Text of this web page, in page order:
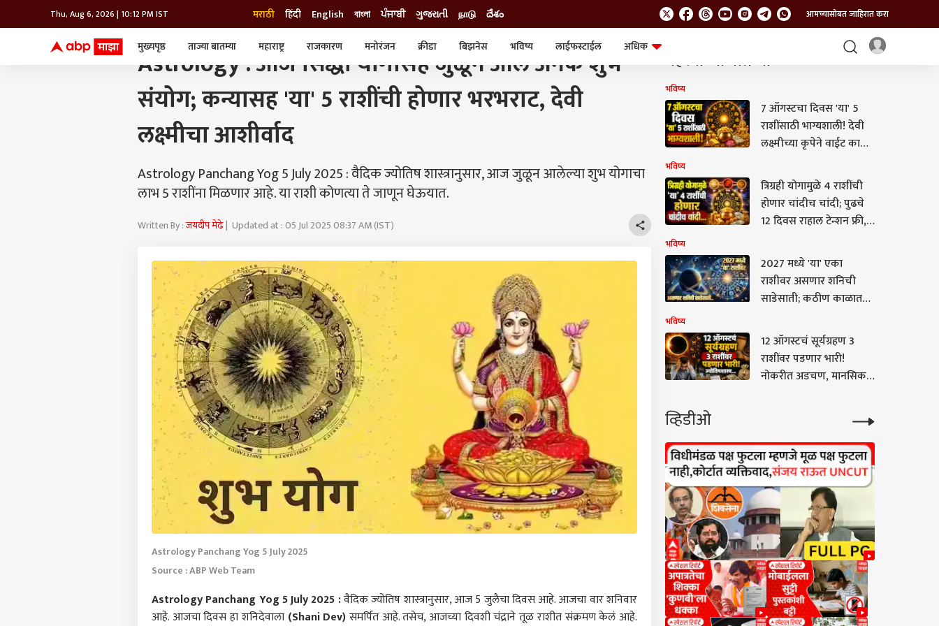
Thu, Aug 6, 2026 | 10:12 PM IST मराठी हिंदी English বাংলা ਪੰਜਾਬੀ ગુજરાતી நாடு దేశం आमच्यासोबत जाहिरात करा
मुख्यपृष्ठ ताज्या बातम्या महाराष्ट्र राजकारण मनोरंजन क्रीडा बिझनेस भविष्य लाईफस्टाईल
अधिक
जॅाब माझा लाईफस्टाईल क्राईम व्यापार-उद्योग शेत-शिवार
टेलिव्हिजन विश्व ट्रेडिंग ऑटो
ASTROLOGY : आज सिद्धी योगासह जुळून आले अनेक शुभ संयोग; कन्यासह 'या' 5 राशींची होणार भरभराट, देवी लक्ष्मीचा आशीर्वाद
Astrology : आज सिद्धी योगासह जुळून आले अनेक शुभ
संयोग; कन्यासह 'या' 5 राशींची होणार भरभराट, देवी
लक्ष्मीचा आशीर्वाद
Astrology Panchang Yog 5 July 2025 : वैदिक ज्योतिष शास्त्रानुसार, आज जुळून आलेल्या शुभ योगाचा
लाभ 5 राशींना मिळणार आहे. या राशी कोणत्या ते जाणून घेऊयात.
Written By :जयदीप मेढे| Updated at : 05 Jul 2025 08:37 AM (IST)
Astrology Panchang Yog 5 July 2025
Source : ABP Web Team
Astrology Panchang Yog 5 July 2025 :वैदिक ज्योतिष शास्त्रानुसार, आज 5 जुलैचा दिवस आहे. आजचा वार शनिवार
आहे. आजचा दिवस हा शनिदेवाला (Shani Dev)समर्पित आहे. तसेच, आजच्या दिवशी चंद्राने तूळ राशीत संक्रमण केलं आहे.
महत्त्वाच्या बातम्या
भविष्य
7 ऑगस्टचा दिवस 'या' 5
राशींसाठी भाग्यशाली! देवी
लक्ष्मीच्या कृपेने वाईट काळ
लकी राशी
भविष्य
त्रिग्रही योगामुळे 4 राशींची
होणार चांदीच चांदी; पुढचे
12 दिवस राहाल टेन्शन फ्री,
भविष्य
2027 मध्ये 'या' एका
राशीवर असणार शनिची
साडेसाती; कठीण काळात
नये? वाचा ज्योतिषशास्त्र
भविष्य
12 ऑगस्टचं सूर्यग्रहण 3
राशींवर पडणार भारी!
नोकरीत अडचण, मानसिक
व्हिडीओ